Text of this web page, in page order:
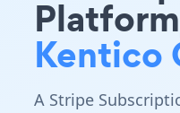
Kentico
A Stripe